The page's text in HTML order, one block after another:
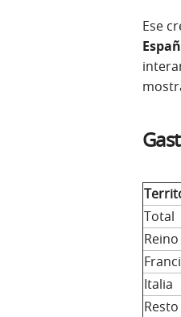
Ese
Total
Italia